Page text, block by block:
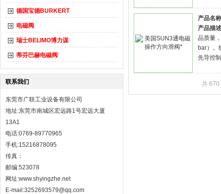
德国宝德BURKERT
电磁阀
瑞士BELIMO博力谋
蒂芬巴赫电磁阀
联系我们
东莞市广联工业设备有限公司
地址:东莞市南城区宏远路1号宏远大厦
13A1
电话:0769-89770965
手机:15216878095
传真：
邮编:523078
网址:www.shyingzhe.net
E-mail:3252693579@qq.com
产品名
产品描
品质量
bar）。
先导控
共